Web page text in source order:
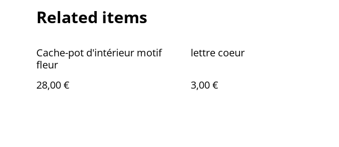
Related items
Cache-pot d'intérieur motif
fleur
28,00 €
lettre coeur
3,00 €